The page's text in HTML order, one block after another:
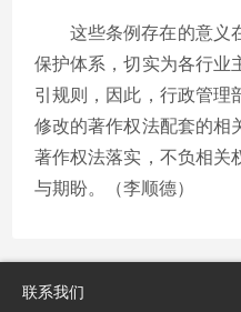
这些条例存在的意义
保护体系，切实为各行业
引规则，因此，行政管理
修改的著作权法配套的相
著作权法落实，不负相关
与期盼。（李顺德）
联系我们